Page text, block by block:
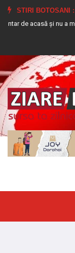
STIRI BOTOSANI :
și nu a mai revenit